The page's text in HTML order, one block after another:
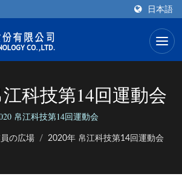
日本語
科技第14回運動会
帛江科技第14回運動会
の広場 / 2020年 帛江科技第14回運動会